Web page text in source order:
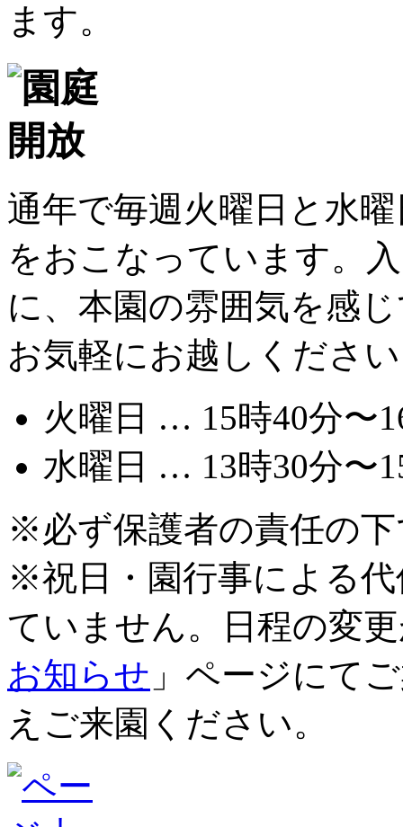
ます。
通年で毎週火曜日と水
をおこなっています。
に、本園の雰囲気を感
お気軽にお越しくださ
火曜日 … 15時40分〜
水曜日 … 13時30分〜
※必ず保護者の責任の
※祝日・園行事による
ていません。日程の変
お知らせ 」ページにて
えご来園ください。